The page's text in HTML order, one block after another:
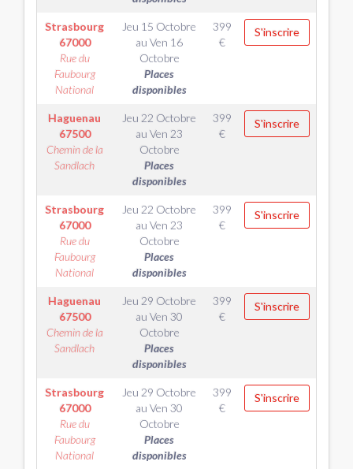
Strasbourg
67000
Rue du
Faubourg
National
Jeu 15 Octobre
au Ven 16
Octobre
Places
disponibles
399
€
S'inscrire
Haguenau
67500
Chemin de la
Sandlach
Jeu 22 Octobre
au Ven 23
Octobre
Places
disponibles
399
€
S'inscrire
Strasbourg
67000
Rue du
Faubourg
National
Jeu 22 Octobre
au Ven 23
Octobre
Places
disponibles
399
€
S'inscrire
Haguenau
67500
Chemin de la
Sandlach
Jeu 29 Octobre
au Ven 30
Octobre
Places
disponibles
399
€
S'inscrire
Strasbourg
67000
Rue du
Faubourg
National
Jeu 29 Octobre
au Ven 30
Octobre
Places
disponibles
399
€
S'inscrire